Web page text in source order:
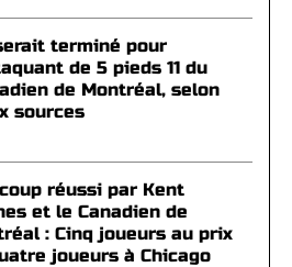
terminé pour
de 5 pieds 11 du
de Montréal, selon
sources
réussi par Kent
et le Canadien de
: Cinq joueurs au prix
joueurs à Chicago